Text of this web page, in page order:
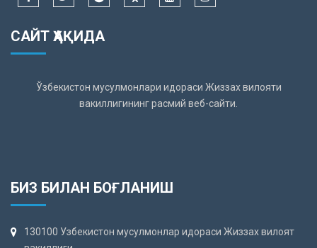
САЙТ ҲАҚИДА
Ўзбекистон мусулмонлари идораси Жиззах вилояти
вакиллигининг расмий веб-сайти.
БИЗ БИЛАН БОҒЛАНИШ
130100 Узбекистон мусулмонлар идораси Жиззах вилоят